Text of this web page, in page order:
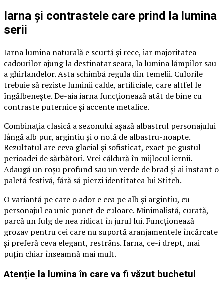
Iarna și contrastele care prind la lumina
serii
Iarna lumina naturală e scurtă și rece, iar majoritatea
cadourilor ajung la destinatar seara, la lumina lămpilor sau
a ghirlandelor. Asta schimbă regula din temelii. Culorile
trebuie să reziste luminii calde, artificiale, care altfel le
îngălbenește. De-aia iarna funcționează atât de bine cu
contraste puternice și accente metalice.
Combinația clasică a sezonului așază albastrul personajului
lângă alb pur, argintiu și o notă de albastru-noapte.
Rezultatul are ceva glacial și sofisticat, exact pe gustul
perioadei de sărbători. Vrei căldură în mijlocul iernii.
Adaugă un roșu profund sau un verde de brad și ai instant o
paletă festivă, fără să pierzi identitatea lui Stitch.
O variantă pe care o ador e cea pe alb și argintiu, cu
personajul ca unic punct de culoare. Minimalistă, curată,
parcă un fulg de nea ridicat în jurul lui. Funcționează
grozav pentru cei care nu suportă aranjamentele încărcate
și preferă ceva elegant, restrâns. Iarna, ce-i drept, mai
puțin chiar înseamnă mai mult.
Atenție la lumina în care va fi văzut buchetul